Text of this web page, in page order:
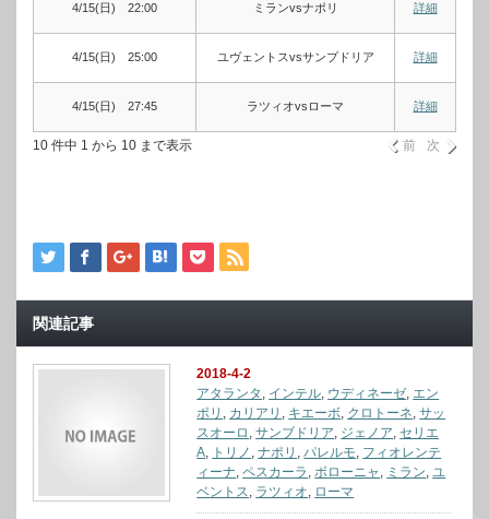
4/15(日) 22:00 ミランvsナポリ 詳細
4/15(日) 25:00 ユヴェントスvsサンプドリア 詳細
4/15(日) 27:45 ラツィオvsローマ 詳細
10 件中 1 から 10 まで表示 前 次
関連記事
2018-4-2
アタランタ , インテル, ウディネーゼ, エン
ポリ , カリアリ , キエーボ, クロトーネ,サッ
スオーロ ,サンブドリア, ジェノア, セリエ
A, トリノ ,ナポリ ,パレルモ, フィオレンテ
ィーナ,ペスカーラ ,ボローニャ , ミラン,ユ
ベントス, ラツィオ, ローマ